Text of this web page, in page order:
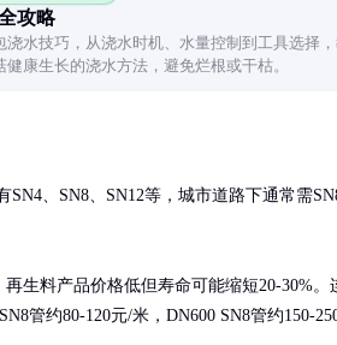
攻略
浇水技巧，从浇水时机、水量控制到工具选择
康生长的浇水方法，避免烂根或干枯。
、SN8、SN12等，城市道路下通常需
生料产品价格低但寿命可能缩短20-30%
管约80-120元/米，DN600 SN8管约150-